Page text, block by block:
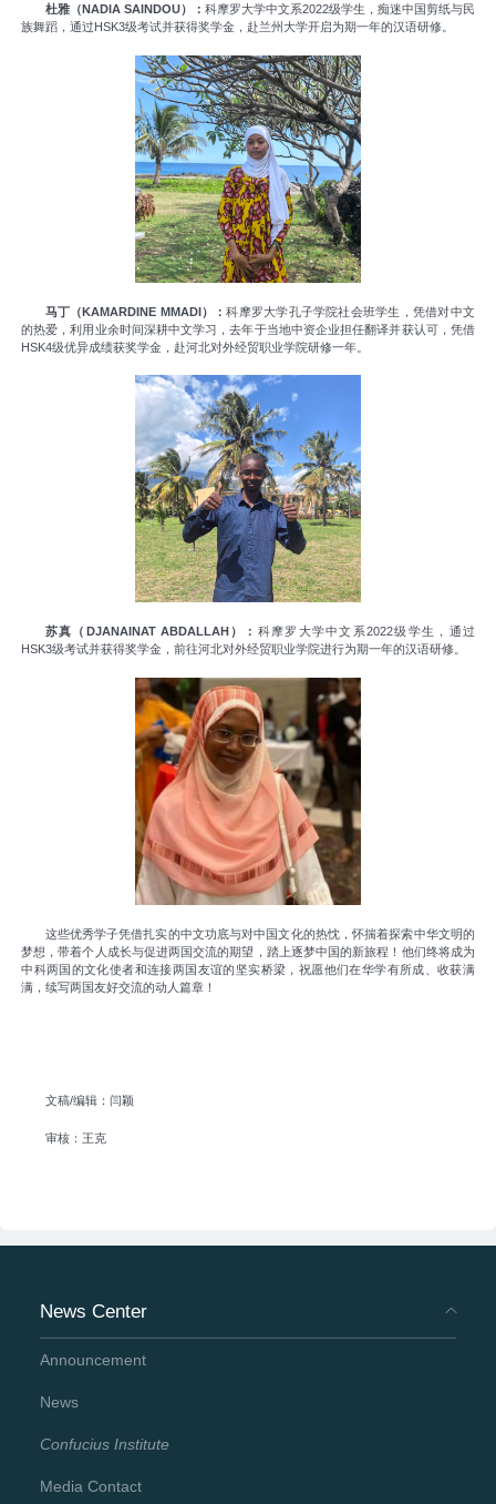
杜雅（NADIA SAINDOU）： 科摩罗大学中文系2022级学生，痴迷中国剪纸与民
族舞蹈，通过HSK3级考试并获得奖学金，赴兰州大学开启为期一年的汉语研修。
马丁（KAMARDINE MMADI）：科摩罗大学孔子学院社会班学生，凭借对中文
的热爱，利用业余时间深耕中文学习，去年于当地中资企业担任翻译并获认可，凭借
HSK4级优异成绩获奖学金，赴河北对外经贸职业学院研修一年。
苏真（DJANAINAT ABDALLAH）： 科摩罗大学中文系2022级学生，通过
HSK3级考试并获得奖学金，前往河北对外经贸职业学院进行为期一年的汉语研修。
这些优秀学子凭借扎实的中文功底与对中国文化的热忱，怀揣着探索中华文明的
梦想，带着个人成长与促进两国交流的期望，踏上逐梦中国的新旅程！他们终将成为
中科两国的文化使者和连接两国友谊的坚实桥梁，祝愿他们在华学有所成、收获满
满，续写两国友好交流的动人篇章！
文稿/编辑：闫颖
审核：王克
News Center
Announcement
News
Confucius Institute
Media Contact